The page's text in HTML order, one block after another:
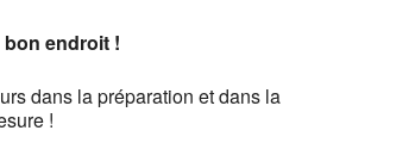
endroit !
dans la préparation et dans la
!